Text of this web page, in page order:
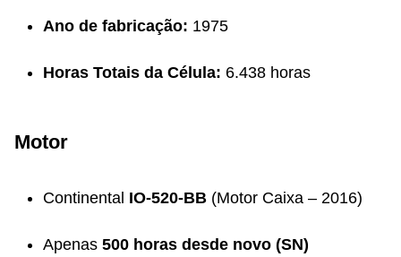
Ano de fabricação: 1975
Horas Totais da Célula: 6.438 horas
Motor
Continental IO-520-BB (Motor Caixa – 2016)
Apenas 500 horas desde novo (SN)